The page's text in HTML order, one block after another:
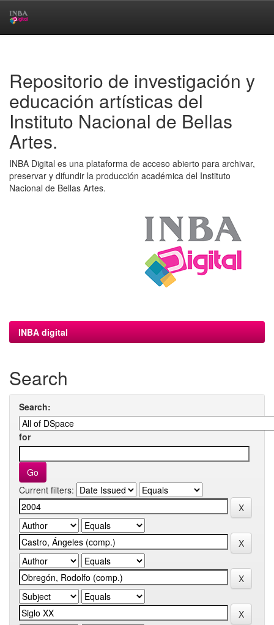
Repositorio de investigación y
educación artísticas del
Instituto Nacional de Bellas
Artes.
INBA Digital es una plataforma de acceso abierto para archivar,
preservar y difundir la producción académica del Instituto
Nacional de Bellas Artes.
INBA digital
Search
Search:
for
Current filters: